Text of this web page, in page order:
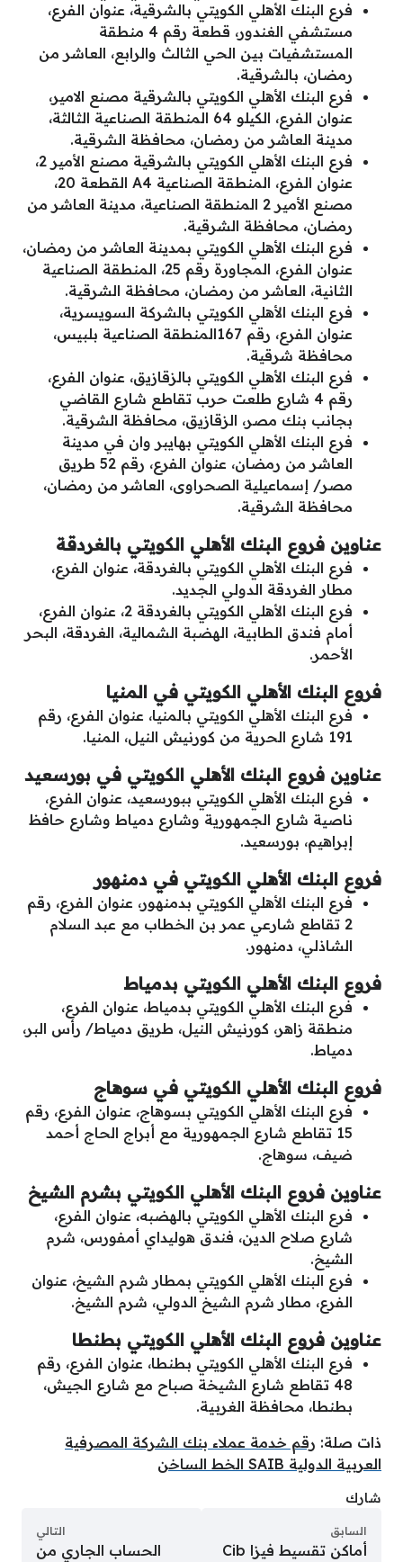
فرع البنك الأهلي الكويتي بالشرقية، عنوان الفرع،
مستشفي الغندور، قطعة رقم 4 منطقة
المستشفيات بين الحي الثالث والرابع، العاشر من
رمضان، بالشرقية.
فرع البنك الأهلي الكويتي بالشرقية مصنع الامير،
عنوان الفرع، الكيلو 64 المنطقة الصناعية الثالثة،
مدينة العاشر من رمضان، محافظة الشرقية.
فرع البنك الأهلي الكويتي بالشرقية مصنع الأمير 2،
عنوان الفرع، المنطقة الصناعية A4 القطعة 20،
مصنع الأمير 2 المنطقة الصناعية، مدينة العاشر من
رمضان، محافظة الشرقية.
فرع البنك الأهلي الكويتي بمدينة العاشر من رمضان،
عنوان الفرع، المجاورة رقم 25، المنطقة الصناعية
الثانية، العاشر من رمضان، محافظة الشرقية.
فرع البنك الأهلي الكويتي بالشركة السويسرية،
عنوان الفرع، رقم 167المنطقة الصناعية بلبيس،
محافظة شرقية.
فرع البنك الأهلي الكويتي بالزقازيق، عنوان الفرع،
رقم 4 شارع طلعت حرب تقاطع شارع القاضي
بجانب بنك مصر، الزقازيق، محافظة الشرقية.
فرع البنك الأهلي الكويتي بهايبر وان في مدينة
العاشر من رمضان، عنوان الفرع، رقم 52 طريق
مصر/ إسماعيلية الصحراوى، العاشر من رمضان،
محافظة الشرقية.
عناوين فروع البنك الأهلي الكويتي بالغردقة
فرع البنك الأهلي الكويتي بالغردقة، عنوان الفرع،
مطار الغردقة الدولي الجديد.
فرع البنك الأهلي الكويتي بالغردقة 2، عنوان الفرع،
أمام فندق الطابية، الهضبة الشمالية، الغردقة، البحر
الأحمر.
فروع البنك الأهلي الكويتي في المنيا
فرع البنك الأهلي الكويتي بالمنيا، عنوان الفرع، رقم
191 شارع الحرية من كورنيش النيل، المنيا.
عناوين فروع البنك الأهلي الكويتي في بورسعيد
فرع البنك الأهلي الكويتي ببورسعيد، عنوان الفرع،
ناصية شارع الجمهورية وشارع دمياط وشارع حافظ
إبراهيم، بورسعيد.
فروع البنك الأهلي الكويتي في دمنهور
فرع البنك الأهلي الكويتي بدمنهور، عنوان الفرع، رقم
2 تقاطع شارعي عمر بن الخطاب مع عبد السلام
الشاذلي، دمنهور.
فروع البنك الأهلي الكويتي بدمياط
فرع البنك الأهلي الكويتي بدمياط، عنوان الفرع،
منطقة زاهر، كورنيش النيل، طريق دمياط/ رأس البر،
دمياط.
فروع البنك الأهلي الكويتي في سوهاج
فرع البنك الأهلي الكويتي بسوهاج، عنوان الفرع، رقم
15 تقاطع شارع الجمهورية مع أبراج الحاج أحمد
ضيف، سوهاج.
عناوين فروع البنك الأهلي الكويتي بشرم الشيخ
فرع البنك الأهلي الكويتي بالهضبه، عنوان الفرع،
شارع صلاح الدين، فندق هوليداي أمفورس، شرم
الشيخ.
فرع البنك الأهلي الكويتي بمطار شرم الشيخ، عنوان
الفرع، مطار شرم الشيخ الدولي، شرم الشيخ.
عناوين فروع البنك الأهلي الكويتي بطنطا
فرع البنك الأهلي الكويتي بطنطا، عنوان الفرع، رقم
48 تقاطع شارع الشيخة صباح مع شارع الجيش،
بطنطا، محافظة الغربية.
ذات صلة: رقم خدمة عملاء بنك الشركة المصرفية
العربية الدولية SAIB الخط الساخن
شارك
السابق
أماكن تقسيط فيزا Cib
التالي
الحساب الجاري من